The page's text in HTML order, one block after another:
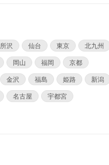
所沢 仙台 東京
北九州
岡山 福岡
京都
金沢 福島 姫路
新潟
名古屋
宇都宮